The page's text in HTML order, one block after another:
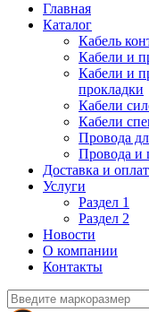
Главная
Каталог
Кабель
Кабели и
Кабели и
прокладки
Кабели
Кабели
Провода
Провода и
Доставка и
Услуги
Раздел 1
Раздел 2
Новости
О компании
Контакты